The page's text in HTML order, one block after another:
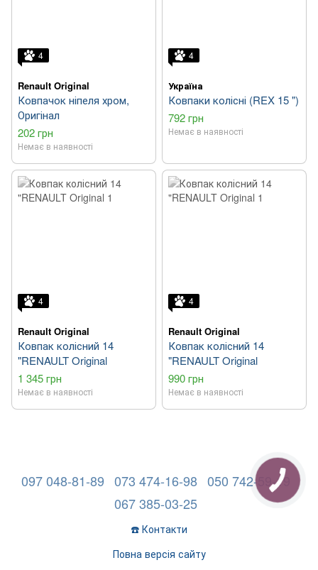
4
Renault Original
Ковпачок ніпеля хром,
Оригінал
202 грн
Немає в наявності
4
Україна
Ковпаки колісні (REX 15 ")
792 грн
Немає в наявності
4
Renault Original
Ковпак колісний 14
"RENAULT Original
1 345 грн
Немає в наявності
4
Renault Original
Ковпак колісний 14
"RENAULT Original
990 грн
Немає в наявності
097 048-81-89 073 474-16-98 050 742-59-19
067 385-03-25
☎️ Контакти
Повна версія сайту